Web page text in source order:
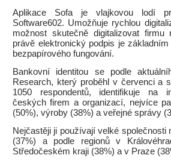
Aplikace Sofa je vlajkovou lodí
Software602. Umožňuje rychlou
možnost skutečně digitalizovat firmu
právě elektronický podpis je
bezpapírového fungování.
Bankovní identitou se podle
Research, který proběhl v červenci a
1050 respondentů, identifikuje na
českých firem a organizací, nejvíce
(50%), výroby (38%) a veřejné správy
Nejčastěji ji používají velké společnosti
(37%) a podle regionů v
Středočeském kraji (38%) a v Praze